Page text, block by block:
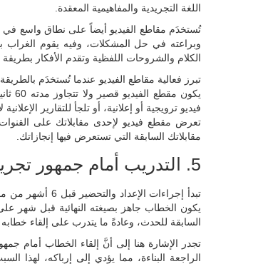
اللغة التجريدية والمفاهيمية المعقدة.
تُستخدَم مقاطع الفيديو أيضاً على نطاق واسع في
وبراعته في حل المشكلات، وفيه يقوم الغراب
الكلام والشروحات اللفظية وتقدم الأفكار بطريقة
تبرز فعالية مقاطع الفيديو عندما تُستخدَم
يكون
فيديو ترويجية أو إعلانية، أو تلجأ للتقارير
تعرض مقطع فيديو لإحدى مقابلاتك على
مقابلاتك السابقة التي تستعرض فيها إنجازاتك.
5. التدريب أمام جمهور تجريبي
تبدأ إجراءات
يكون الخطاب جاهز بصيغته النهائية قبل شهر
السابقة للحدث، وعادةً ما يتدرب على إلقاء
تجدر الإشارة هنا إلى أنَّ إلقاء الخطاب أمام
الراجعة البناءة، مما يؤدي إلى إرباكه،